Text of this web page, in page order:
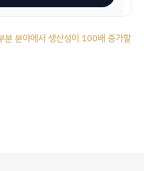
분야에서 생산성이 100배 증가할 가